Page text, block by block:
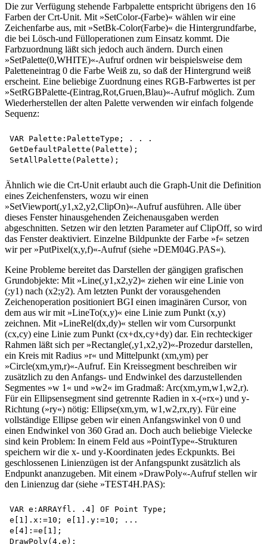
Die zur Verfügung stehende Farbpalette entspricht übrigens den 16
Farben der Crt-Unit. Mit »SetColor-(Farbe)« wählen wir eine
Zeichenfarbe aus, mit »SetBk-Color(Farbe)« die Hintergrundfarbe,
die bei Lösch-und Fülloperationen zum Einsatz kommt. Die
Farbzuordnung läßt sich jedoch auch ändern. Durch einen
»SetPalette(0,WHITE)«-Aufruf ordnen wir beispielsweise dem
Paletteneintrag 0 die Farbe Weiß zu, so daß der Hintergrund weiß
erscheint. Eine beliebige Zuordnung eines RGB-Farbwertes ist per
»SetRGBPalette-(Eintrag,Rot,Gruen,Blau)«-Aufruf möglich. Zum
Wiederherstellen der alten Palette verwenden wir einfach folgende
Sequenz:
VAR Palette:PaletteType; . . .
GetDefaultPalette(Palette);
Ähnlich wie die Crt-Unit erlaubt auch die Graph-Unit die Definition
eines Zeichenfensters, wozu wir einen
»SetViewport(,y1,x2,y2,ClipOn)«-Aufruf ausführen. Alle über
dieses Fenster hinausgehenden Zeichenausgaben werden
abgeschnitten. Setzen wir den letzten Parameter auf ClipOff, so wird
das Fenster deaktiviert. Einzelne Bildpunkte der Farbe »f« setzen
wir per »PutPixel(x,y,f)«-Aufruf (siehe »DEM04G.PAS«).
Keine Probleme bereitet das Darstellen der gängigen grafischen
Grundobjekte: Mit »Line(,y1,x2,y2)« ziehen wir eine Linie von
(;y1) nach (x2;y2). Am letzten Punkt der vorausgehenden
Zeichenoperation positioniert BGI einen imaginären Cursor, von
dem aus wir mit »LineTo(x,y)« eine Linie zum Punkt (x,y)
zeichnen. Mit »LineRel(dx,dy)« stellen wir vom Cursorpunkt
(cx,cy) eine Linie zum Punkt (cx+dx,cy+dy) dar. Ein rechteckiger
Rahmen läßt sich per »Rectangle(,y1,x2,y2)«-Prozedur darstellen,
ein Kreis mit Radius »r« und Mittelpunkt (xm,ym) per
»Circle(xm,ym,r)«-Aufruf. Ein Kreissegment beschreiben wir
zusätzlich zu den Anfangs- und Endwinkel des darzustellenden
Segmentes »w 1« und »w2« im Gradmaß: Arc(xm,ym,w1,w2,r).
Für ein Ellipsensegment sind getrennte Radien in x-(»rx«) und y-
Richtung (»ry«) nötig: Ellipse(xm,ym, w1,w2,rx,ry). Für eine
vollständige Ellipse geben wir einen Anfangswinkel von 0 und
einen Endwinkel von 360 Grad an. Doch auch beliebige Vielecke
sind kein Problem: In einem Feld aus »PointType«-Strukturen
speichern wir die x- und y-Koordinaten jedes Eckpunkts. Bei
geschlossenen Linienzügen ist der Anfangspunkt zusätzlich als
Endpunkt ananzugeben. Mit einem »DrawPoly«-Aufruf stellen wir
den Linienzug dar (siehe »TEST4H.PAS):
VAR e:ARRAYfl. .4] OF Point Type;
e[1].x:=10; e[1].y:=10; ...
e[4]:=e[1];